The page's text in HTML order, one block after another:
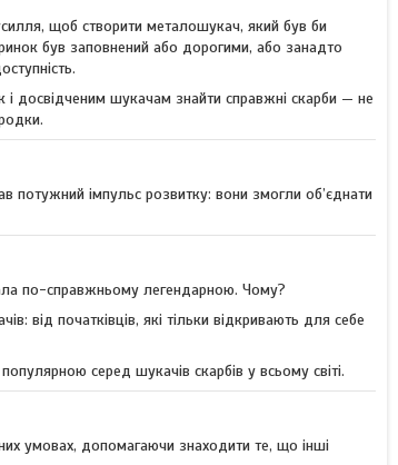
щоб створити металошукач, який був би
був заповнений або дорогими, або занадто
і досвідченим шукачам знайти справжні скарби — не
імпульс розвитку: вони змогли об’єднати
по-справжньому легендарною. Чому?
від початківців, які тільки відкривають для себе
серед шукачів скарбів у всьому світі.
умовах, допомагаючи знаходити те, що інші